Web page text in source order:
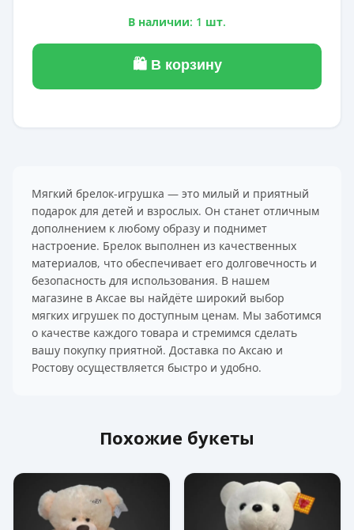
В наличии: 1 шт.
🛍 В корзину
Мягкий брелок-игрушка — это милый и приятный
подарок для детей и взрослых. Он станет отличным
дополнением к любому образу и поднимет
настроение. Брелок выполнен из качественных
материалов, что обеспечивает его долговечность и
безопасность для использования. В нашем
магазине в Аксае вы найдёте широкий выбор
мягких игрушек по доступным ценам. Мы заботимся
о качестве каждого товара и стремимся сделать
вашу покупку приятной. Доставка по Аксаю и
Ростову осуществляется быстро и удобно.
Похожие букеты